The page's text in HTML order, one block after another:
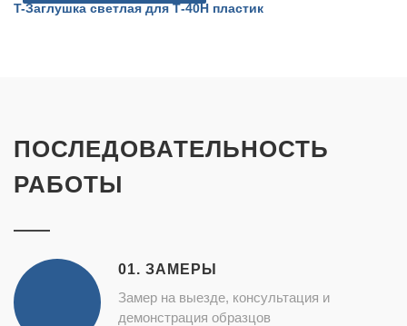
T-Подставка для Т-40 Т
ПОСЛЕДОВАТЕЛЬНОСТЬ
РАБОТЫ
01. ЗАМЕРЫ
Замер на выезде, консультация и
демонстрация образцов